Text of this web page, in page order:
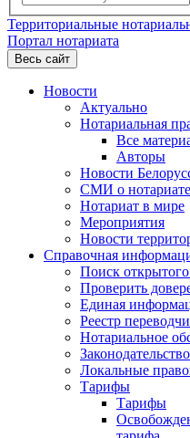
Территориальные
Портал нотариата
Весь сайт
Новости
Актуально
Нотариальная
Все
Авторы
Новости
СМИ о нотариате
Нотариат в мире
Мероприятия
Новости
Справочная
Поиск открытого
Проверить
Единая
Реестр
Нотариальное
Законодательство
Локальные
Тарифы
Тарифы